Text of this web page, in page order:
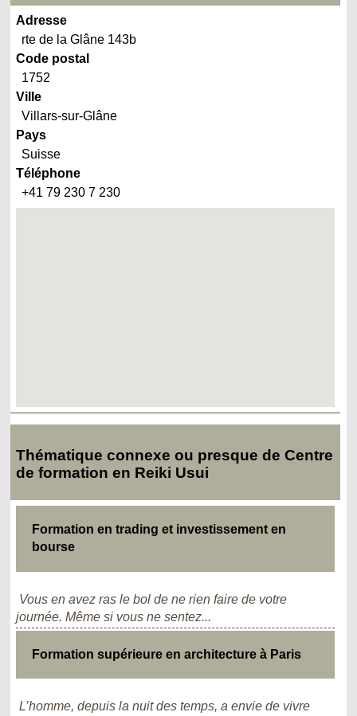
Adresse
rte de la Glâne 143b
Code postal
1752
Ville
Villars-sur-Glâne
Pays
Suisse
Téléphone
+41 79 230 7 230
Thématique connexe ou presque de Centre
de formation en Reiki Usui
Formation en trading et investissement en
bourse
Vous en avez ras le bol de ne rien faire de votre
journée. Même si vous ne sentez...
Formation supérieure en architecture à Paris
L’homme, depuis la nuit des temps, a envie de vivre